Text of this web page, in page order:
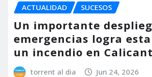
ACTUALIDAD SUCESOS
Un importante
emergencias logra
un incendio en
torrent al dia Jun 24, 2026